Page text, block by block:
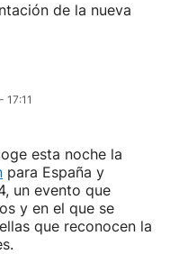
de la nueva
17:11
esta noche la
para España y
un evento que
y en el que se
que reconocen la